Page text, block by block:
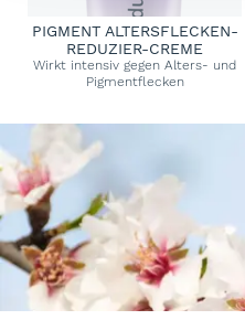
PIGMENT ALTERSFLECKEN-
REDUZIER-CREME
Wirkt intensiv gegen Alters- und
Pigmentflecken